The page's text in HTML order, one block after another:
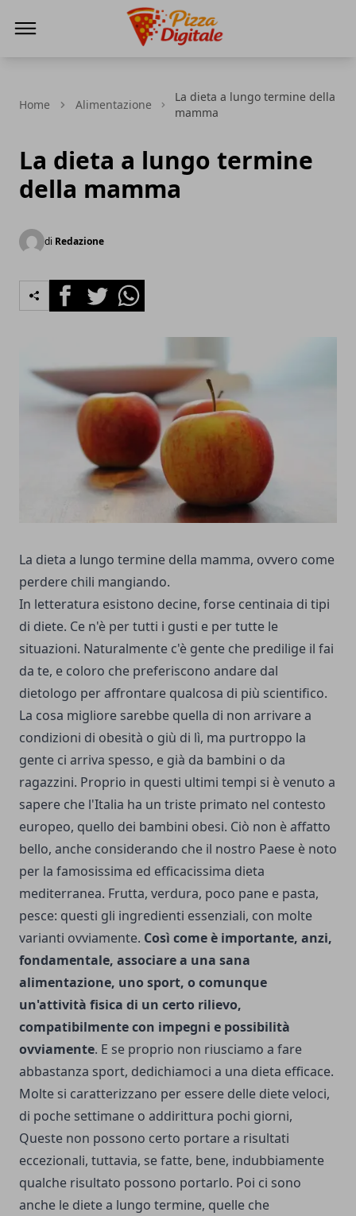
Home Alimentazione
La dieta a lungo termine della
mamma
La dieta a lungo termine
della mamma
di Redazione
FacebookTwitterWhatsapp
La dieta a lungo termine della mamma, ovvero come
perdere chili mangiando.
In letteratura esistono decine, forse centinaia di tipi
di diete. Ce n'è per tutti i gusti e per tutte le
situazioni. Naturalmente c'è gente che predilige il fai
da te, e coloro che preferiscono andare dal
dietologo per affrontare qualcosa di più scientifico.
La cosa migliore sarebbe quella di non arrivare a
condizioni di obesità o giù di lì, ma purtroppo la
gente ci arriva spesso, e già da bambini o da
ragazzini. Proprio in questi ultimi tempi si è venuto a
sapere che l'Italia ha un triste primato nel contesto
europeo, quello dei bambini obesi. Ciò non è affatto
bello, anche considerando che il nostro Paese è noto
per la famosissima ed efficacissima dieta
mediterranea. Frutta, verdura, poco pane e pasta,
pesce: questi gli ingredienti essenziali, con molte
varianti ovviamente. Così come è importante, anzi,
fondamentale, associare a una sana
alimentazione, uno sport, o comunque
un'attività fisica di un certo rilievo,
compatibilmente con impegni e possibilità
ovviamente. E se proprio non riusciamo a fare
abbastanza sport, dedichiamoci a una dieta efficace.
Molte si caratterizzano per essere delle diete veloci,
di poche settimane o addirittura pochi giorni,
Queste non possono certo portare a risultati
eccezionali, tuttavia, se fatte, bene, indubbiamente
qualche risultato possono portarlo. Poi ci sono
anche le diete a lungo termine, quelle che